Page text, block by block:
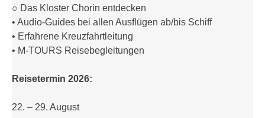
○ Das Kloster Chorin entdecken
• Audio-Guides bei allen Ausflügen ab/bis Schiff
• Erfahrene Kreuzfahrtleitung
• M-TOURS Reisebegleitungen
Reisetermin 2026:
22. – 29. August